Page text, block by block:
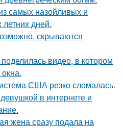
самых назойливых и
дней.
скрываются
видео, в котором
США резко сломалась.
в интернете и
жена сразу подала на